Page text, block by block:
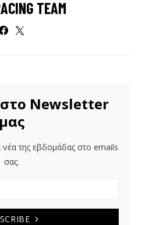
TEAM
στο Newsletter
μας
νέα της εβδομάδας στο emails
σας.